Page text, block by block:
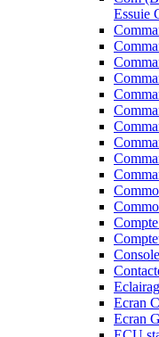
Essuie
Ecran
Ecran